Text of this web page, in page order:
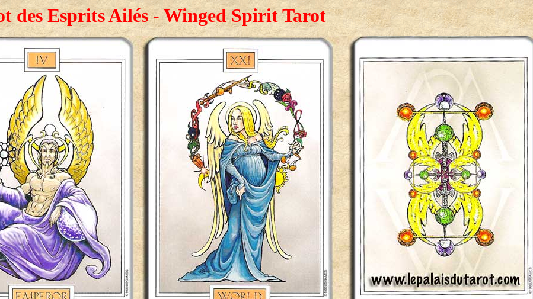
des Esprits Ailés - Winged Spirit Tarot